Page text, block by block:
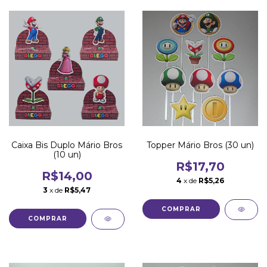
Caixa Bis Duplo Mário Bros
(10 un)
R$14,00
3 x de R$5,47
Topper Mário Bros (30 un)
R$17,70
4 x de R$5,26